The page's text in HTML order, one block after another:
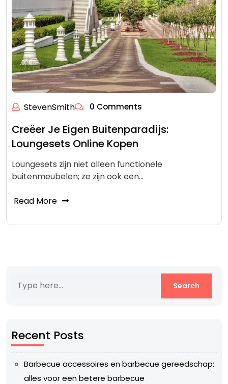
StevenSmith 0 Comments
Creëer Je Eigen Buitenparadijs:
Loungesets Online Kopen
Loungesets zijn niet alleen functionele
buitenmeubelen; ze zijn ook een…
Read More
Recent Posts
Barbecue accessoires en barbecue gereedschap:
alles voor een betere barbecue